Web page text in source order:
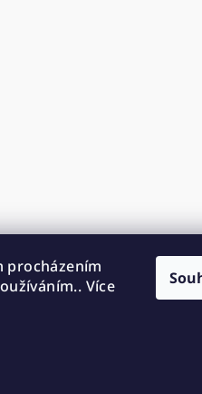
procházením
Více